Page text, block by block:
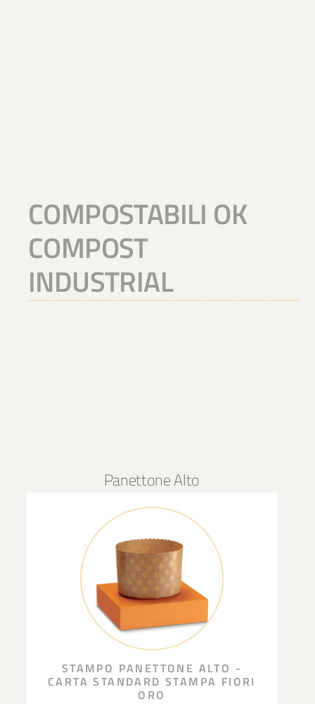
COMPOSTABILI OK
COMPOST
INDUSTRIAL
Panettone Alto
STAMPO PANETTONE ALTO -
CARTA STANDARD STAMPA FIORI
ORO